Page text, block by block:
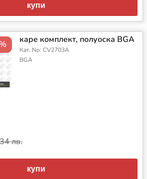
купи
каре комплект, полуоска BGA
Кат. No: CV2703A
BGA
лв.
купи